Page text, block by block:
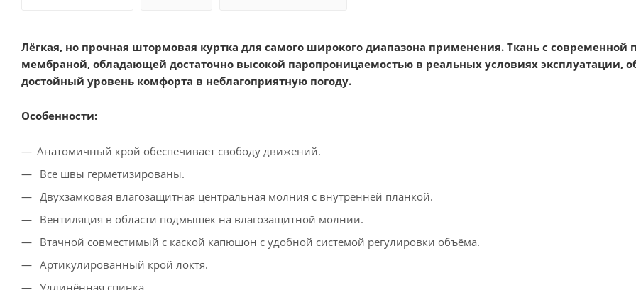
Лёгкая, но прочная штормовая куртка для самого широкого диапазона применения. Ткань с современной
мембраной, обладающей достаточно высокой паропроницаемостью в реальных условиях эксплуатации,
достойный уровень комфорта в неблагоприятную погоду.
Особенности:
Анатомичный крой обеспечивает свободу движений.
Все швы герметизированы.
Двухзамковая влагозащитная центральная молния с внутренней планкой.
Вентиляция в области подмышек на влагозащитной молнии.
Втачной совместимый с каской капюшон с удобной системой регулировки объёма.
Артикулированный крой локтя.
Удлинённая спинка.